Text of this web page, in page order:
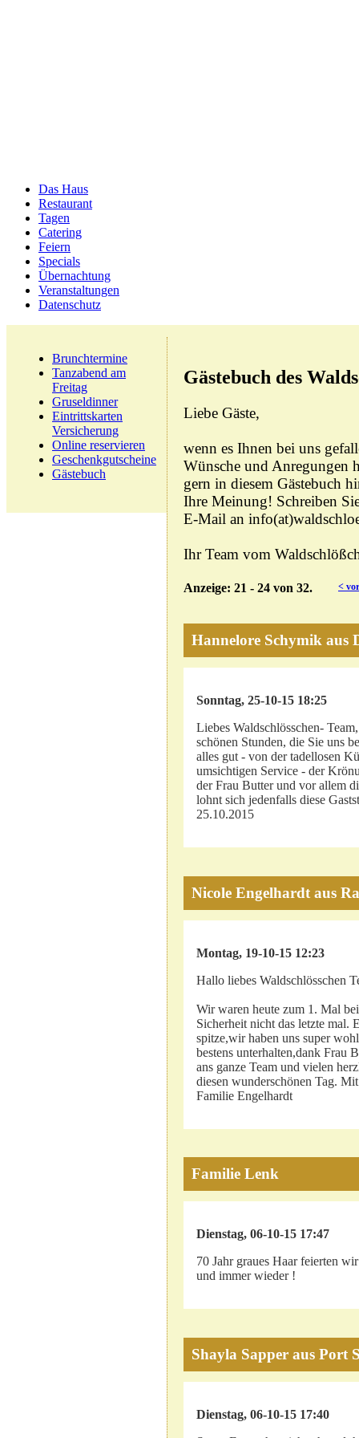
Das Haus
Restaurant
Tagen
Catering
Feiern
Specials
Übernachtung
Veranstaltungen
Datenschutz
Brunchtermine
Tanzabend am
Freitag
Gruseldinner
Eintrittskarten
Versicherung
Online reservieren
Geschenkgutscheine
Gästebuch
Gästebuch des
Liebe Gäste,
wenn es Ihnen bei uns
Wünsche und Anregungen
gern in diesem Gästebuch
Ihre Meinung! Schreiben
E-Mail an
Ihr Team vom
Anzeige: 21 - 24 von 32. <
Hannelore Schymik aus
Sonntag, 25-10-15 18:25
Liebes Waldschlösschen-
schönen Stunden, die Sie uns
alles gut - von der tadellosen
umsichtigen Service - der
der Frau Butter und vor allem
lohnt sich jedenfalls diese
25.10.2015
Nicole Engelhardt aus
Montag, 19-10-15 12:23
Hallo liebes Waldschlösschen
Wir waren heute zum 1. Mal
Sicherheit nicht das letzte mal.
spitze,wir haben uns super
bestens unterhalten,dank Frau
ans ganze Team und vielen
diesen wunderschönen Tag.
Familie Engelhardt
Familie Lenk
Dienstag, 06-10-15 17:47
70 Jahr graues Haar feierten
und immer wieder !
Shayla Sapper aus Port
Dienstag, 06-10-15 17:40